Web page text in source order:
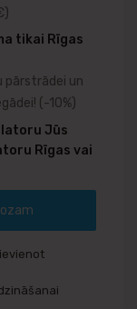
)
tikai Rīgas
pārstrādei un
(-10%)
Jūs
Rīgas vai